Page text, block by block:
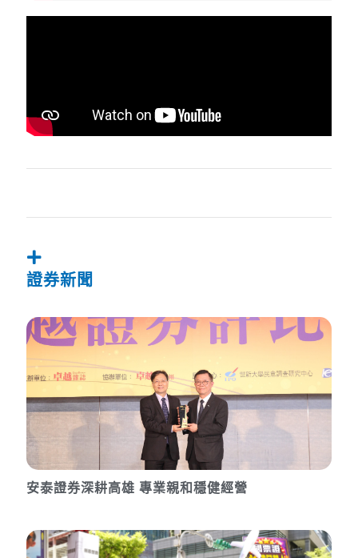
證券新聞
安泰證券深耕高雄 專業親和穩健經營